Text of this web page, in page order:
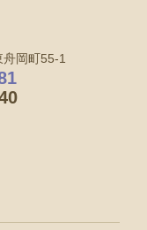
岡町55-1